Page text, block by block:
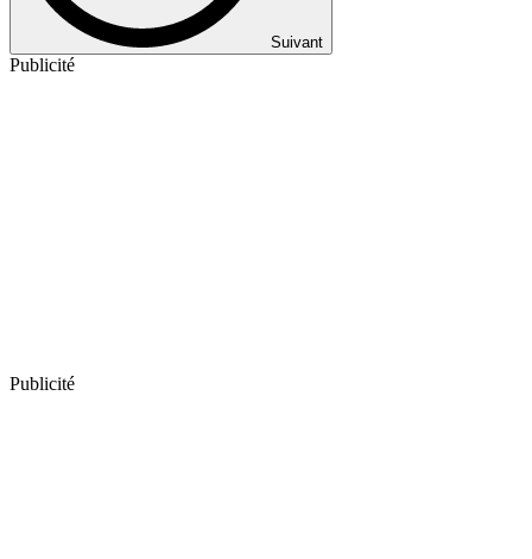
Suivant
Publicité
Publicité